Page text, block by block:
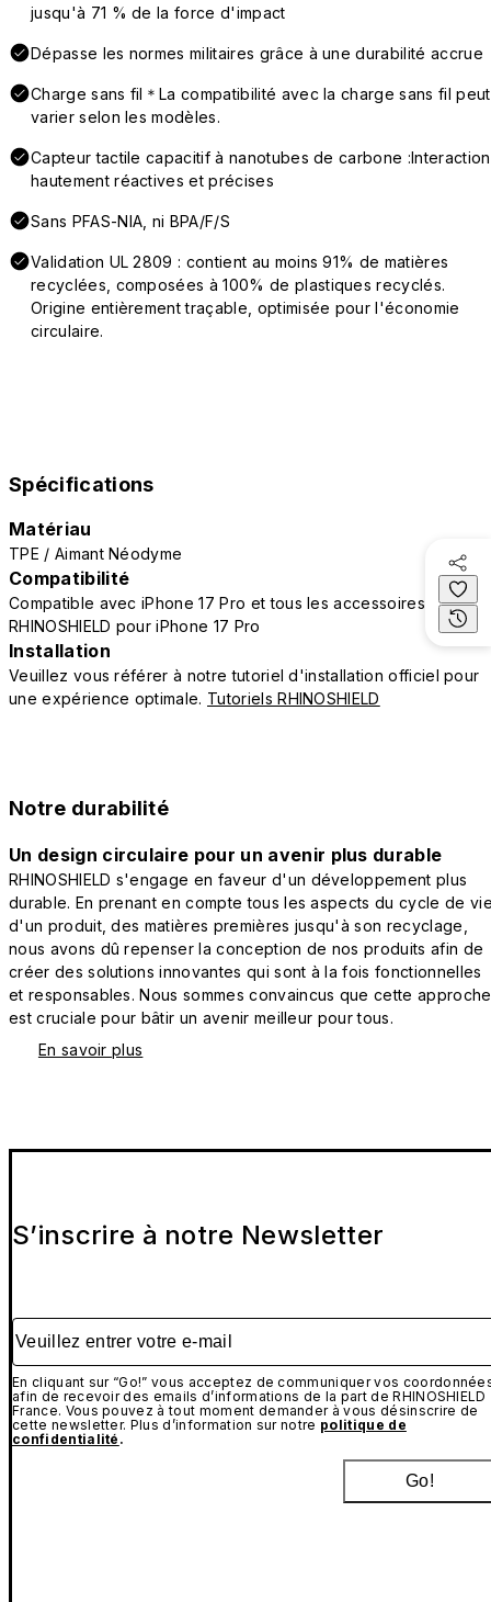
jusqu'à 71 % de la force d'impact
Dépasse les normes militaires grâce à une durabilité accrue
Charge sans fil＊La compatibilité avec la charge sans fil peut
varier selon les modèles.
Capteur tactile capacitif à nanotubes de carbone
hautement réactives et précises
Sans PFAS-NIA, ni BPA/F/S
Validation UL 2809 : contient au moins 91% de matières
recyclées, composées à 100% de plastiques recyclés.
Origine entièrement traçable, optimisée pour l'économie
circulaire.
Spécifications
Matériau
TPE / Aimant Néodyme
Compatibilité
Compatible avec iPhone 17 Pro et tous les accessoires
RHINOSHIELD pour iPhone 17 Pro
Installation
Veuillez vous référer à notre tutoriel d'installation officiel pour
une expérience optimale. Tutoriels RHINOSHIELD
Notre durabilité
Un design circulaire pour un avenir plus durable
RHINOSHIELD s'engage en faveur d'un développement plus
durable. En prenant en compte tous les aspects du cycle de
d'un produit, des matières premières jusqu'à son recyclage,
nous avons dû repenser la conception de nos produits afin de
créer des solutions innovantes qui sont à la fois fonctionnelles
et responsables. Nous sommes convaincus que cette approche
est cruciale pour bâtir un avenir meilleur pour tous.
En savoir plus
S’inscrire à notre Newsletter
Veuillez entrer votre e-mail
En cliquant sur “Go!” vous acceptez de communiquer vos
afin de recevoir des emails d’informations de la part de RHINOSHIELD
France. Vous pouvez à tout moment demander à vous désinscrire de
cette newsletter. Plus d’information sur notre politique de
confidentialité .
Go!